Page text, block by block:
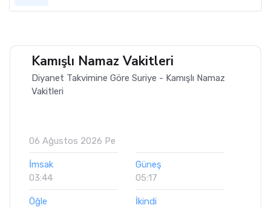
Kamışlı Namaz Vakitleri
Diyanet Takvimine Göre Suriye - Kamışlı Namaz
Vakitleri
06 Ağustos 2026 Pe
İmsak
03:44
Güneş
05:17
Öğle
İkindi